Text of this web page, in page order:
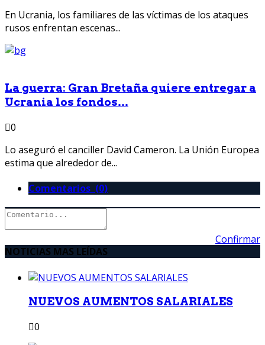
En Ucrania, los familiares de las víctimas de los ataques
rusos enfrentan escenas...
La guerra: Gran Bretaña quiere entregar a
Ucrania los fondos...
0
Lo aseguró el canciller David Cameron. La Unión Europea
estima que alrededor de...
Comentarios (0)
Confirmar
NOTICIAS MAS LEÍDAS
NUEVOS AUMENTOS SALARIALES
0